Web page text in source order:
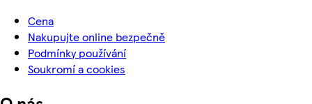
Cena
Nakupujte online bezpečně
Podmínky používání
Soukromí a cookies